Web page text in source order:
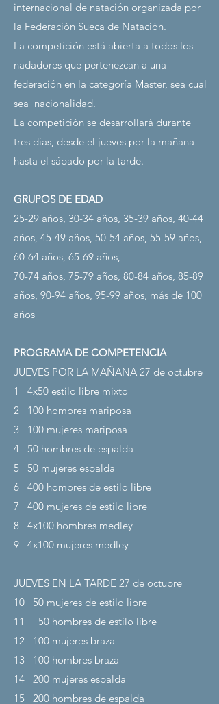
internacional de natación organizada por
la Federación Sueca de Natación.
La competición está abierta a todos los
nadadores que pertenezcan a una
federación en la categoría Master, sea cual
sea nacionalidad.
La competición se desarrollará durante
tres días, desde el jueves por la mañana
hasta el sábado por la tarde.
GRUPOS DE EDAD
25-29 años, 30-34 años, 35-39 años, 40-44
años, 45-49 años, 50-54 años, 55-59 años,
60-64 años, 65-69 años,
70-74 años, 75-79 años, 80-84 años, 85-89
años, 90-94 años, 95-99 años, más de 100
años
PROGRAMA DE COMPETENCIA
JUEVES POR LA MAÑANA 27 de octubre
1
4x50 estilo libre mixto
2
100 hombres mariposa
3
100 mujeres mariposa
4
50 hombres de espalda
5
50 mujeres espalda
6
400 hombres de estilo libre
7
400 mujeres de estilo libre
8
4x100 hombres medley
9
4x100 mujeres medley
JUEVES EN LA TARDE 27 de octubre
10
50 mujeres de estilo libre
11
50 hombres de estilo libre
12
100 mujeres braza
13
100 hombres braza
14
200 mujeres espalda
15
200 hombres de espalda